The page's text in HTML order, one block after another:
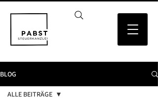
BLOG
ALLE BEITRÄGE